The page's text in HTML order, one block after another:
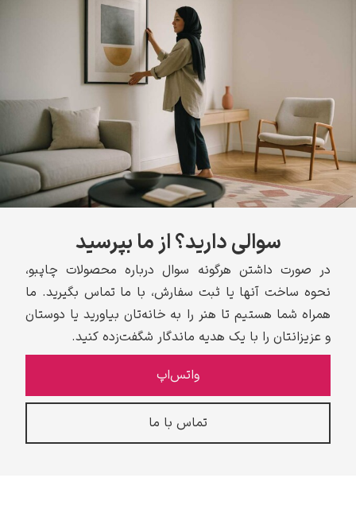
سوالی دارید؟ از ما بپرسید
در صورت داشتن هرگونه سوال درباره محصولات چاپبو،
نحوه ساخت آنها یا ثبت سفارش، با ما تماس بگیرید. ما
همراه شما هستیم تا هنر را به خانه‌تان بیاورید یا دوستان
و عزیزانتان را با یک هدیه ماندگار شگفت‌زده کنید.
واتس‌اپ
تماس با ما